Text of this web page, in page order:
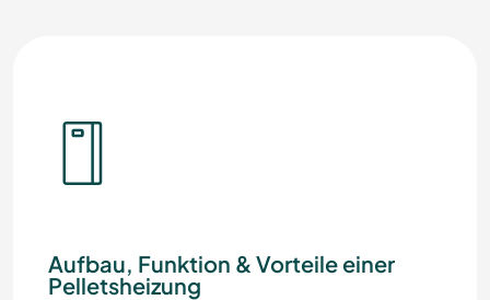
Aufbau, Funktion & Vorteile einer
Pelletsheizung